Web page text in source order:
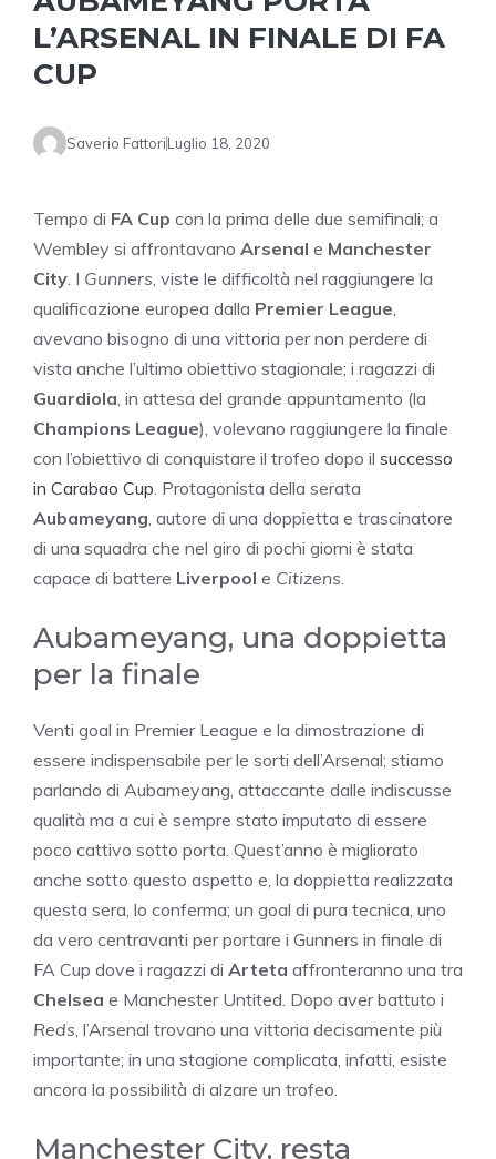
L’ARSENAL IN FINALE DI FA
CUP
Saverio FattoriLuglio 18, 2020
Tempo di FA Cup con la prima delle due semifinali; a
Wembley si affrontavano Arsenal e Manchester
City. I Gunners, viste le difficoltà nel raggiungere la
qualificazione europea dalla Premier League,
avevano bisogno di una vittoria per non perdere di
vista anche l’ultimo obiettivo stagionale; i ragazzi di
Guardiola, in attesa del grande appuntamento (la
Champions League), volevano raggiungere la finale
con l’obiettivo di conquistare il trofeo dopo il successo
in Carabao Cup. Protagonista della serata
Aubameyang, autore di una doppietta e trascinatore
di una squadra che nel giro di pochi giorni è stata
capace di battere Liverpool e Citizens.
Aubameyang, una doppietta
per la finale
Venti goal in Premier League e la dimostrazione di
essere indispensabile per le sorti dell’Arsenal; stiamo
parlando di Aubameyang, attaccante dalle indiscusse
qualità ma a cui è sempre stato imputato di essere
poco cattivo sotto porta. Quest’anno è migliorato
anche sotto questo aspetto e, la doppietta realizzata
questa sera, lo conferma; un goal di pura tecnica, uno
da vero centravanti per portare i Gunners in finale di
FA Cup dove i ragazzi di Arteta affronteranno una tra
Chelsea e Manchester Untited. Dopo aver battuto i
Reds, l’Arsenal trovano una vittoria decisamente più
importante; in una stagione complicata, infatti, esiste
ancora la possibilità di alzare un trofeo.
Manchester City, resta